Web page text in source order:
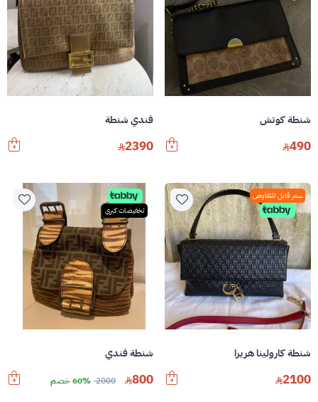
شنطة كوتش
490
فندي شنطة
2390
سعر قابل للتفاوض
شنطة كارولينا هريرا
2100
تخفيضات كبرى
شنطة فندي
800
2000 60% خصم